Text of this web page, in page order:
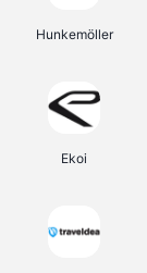
Hunkemöller
Ekoi